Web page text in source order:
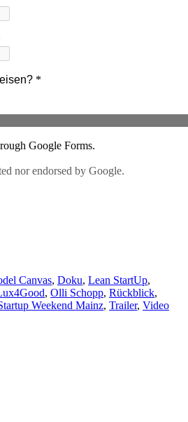
Canvas, Doku, Lean StartUp,
, Olli Schopp, Rückblick,
Weekend Mainz, Trailer, Video